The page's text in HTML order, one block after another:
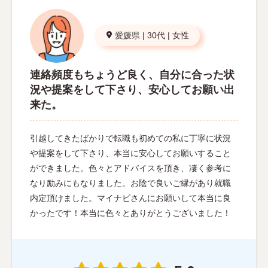
愛媛県 | 30代 | 女性
連絡頻度もちょうど良く、自分に合った状
況や提案をして下さり、安心してお願い出
来た。
引越してきたばかりで転職も初めての私に丁寧に状況
や提案をして下さり、本当に安心してお願いすること
ができました。色々とアドバイスを頂き、凄く参考に
なり励みにもなりました。お陰で良いご縁があり就職
内定頂けました。マイナビさんにお願いして本当に良
かったです！本当に色々とありがとうございました！